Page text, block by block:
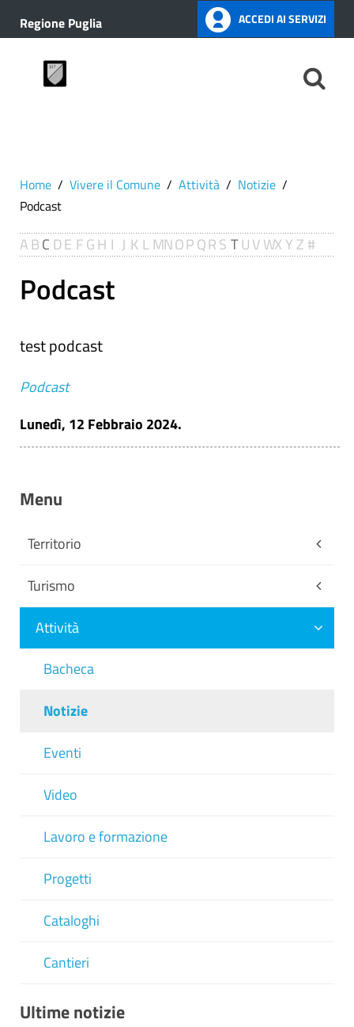
Regione Puglia ACCEDI AI SERVIZI
Home Vivere il Comune Attività
Notizie
Podcast
ABC DE F GH I J K L MNOPQRS T UVWX Y Z#
Podcast
test podcast
Podcast
Lunedì, 12 Febbraio 2024.
Menu
Territorio
Turismo
Attività
Bacheca
Notizie
Eventi
Video
Lavoro e formazione
Progetti
Cataloghi
Cantieri
Ultime notizie